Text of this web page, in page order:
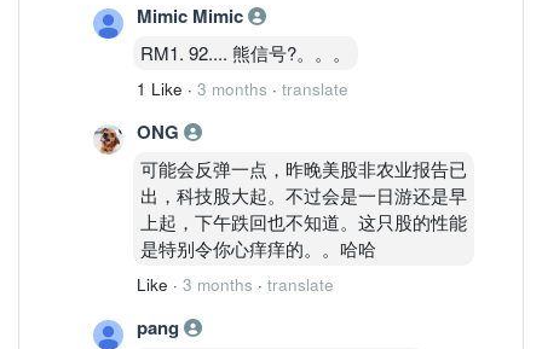
Mimic Mimic
RM1. 92.... 熊信号?。。。
1 Like · 3 months · translate
ONG
可能会反弹一点，昨晚美股非农业报告已
出，科技股大起。不过会是一日游还是早
上起，下午跌回也不知道。这只股的性能
是特别令你心痒痒的。。哈哈
Like · 3 months · translate
pang